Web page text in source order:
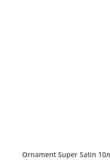
Ornament Super Satin 10л